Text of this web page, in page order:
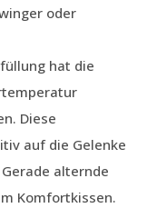
oder
hat die
Diese
auf die Gelenke
alternde
Komfortkissen.